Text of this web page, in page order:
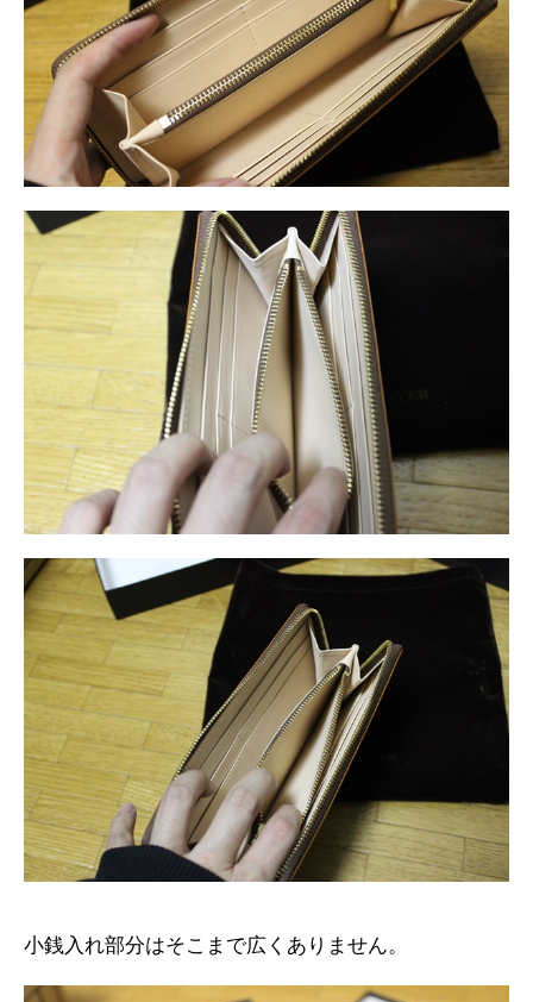
小銭入れ部分はそこまで広くありません。